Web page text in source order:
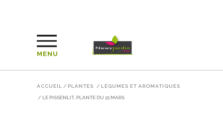
MENU
ACCUEIL / PLANTES / LÉGUMES ET AROMATIQUES
/ LE PISSENLIT, PLANTE DU 15 MARS